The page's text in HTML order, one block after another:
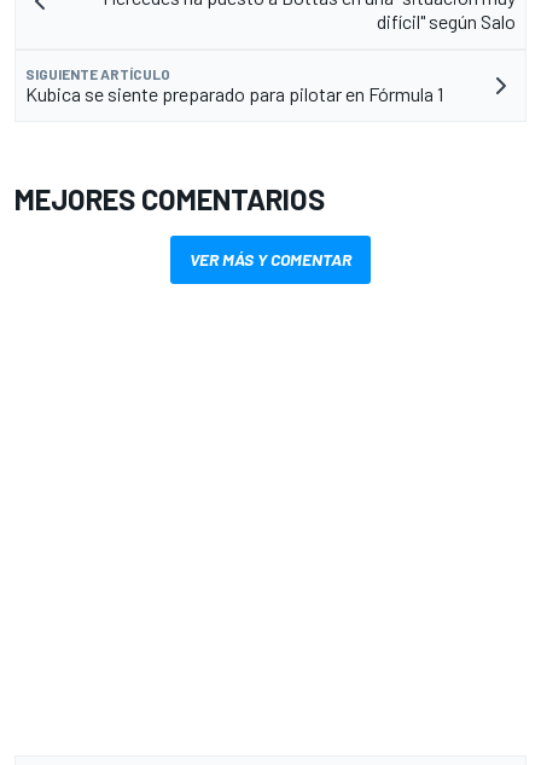
difícil" según Salo
SIGUIENTE ARTÍCULO
Kubica se siente preparado para pilotar en Fórmula 1
MEJORES COMENTARIOS
VER MÁS Y COMENTAR